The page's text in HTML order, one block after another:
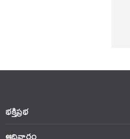
భక్తిప్రభ